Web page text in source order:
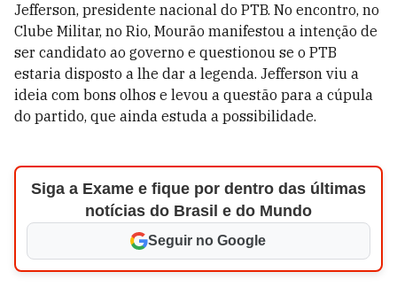
Jefferson, presidente nacional do PTB. No encontro, no
Clube Militar, no Rio, Mourão manifestou a intenção de
ser candidato ao governo e questionou se o PTB
estaria disposto a lhe dar a legenda. Jefferson viu a
ideia com bons olhos e levou a questão para a cúpula
do partido, que ainda estuda a possibilidade.
Siga a Exame e fique por dentro das últimas
notícias do Brasil e do Mundo
Seguir no Google